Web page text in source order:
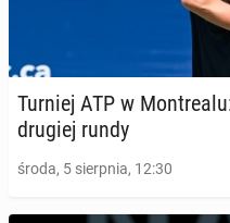
Turniej ATP w
drugiej rundy
środa, 5 sierpnia, 12:30